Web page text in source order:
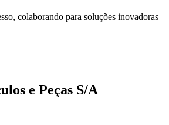
colaborando para soluções inovadoras
e Peças S/A